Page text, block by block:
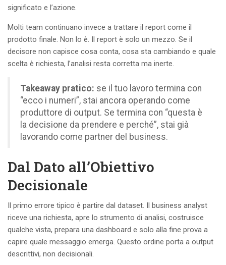
significato e l’azione.
Molti team continuano invece a trattare il report come il
prodotto finale. Non lo è. Il report è solo un mezzo. Se il
decisore non capisce cosa conta, cosa sta cambiando e quale
scelta è richiesta, l’analisi resta corretta ma inerte.
Takeaway pratico: se il tuo lavoro termina con
“ecco i numeri”, stai ancora operando come
produttore di output. Se termina con “questa è
la decisione da prendere e perché”, stai già
lavorando come partner del business.
Dal Dato all’Obiettivo
Decisionale
Il primo errore tipico è partire dal dataset. Il business analyst
riceve una richiesta, apre lo strumento di analisi, costruisce
qualche vista, prepara una dashboard e solo alla fine prova a
capire quale messaggio emerga. Questo ordine porta a output
descrittivi, non decisionali.